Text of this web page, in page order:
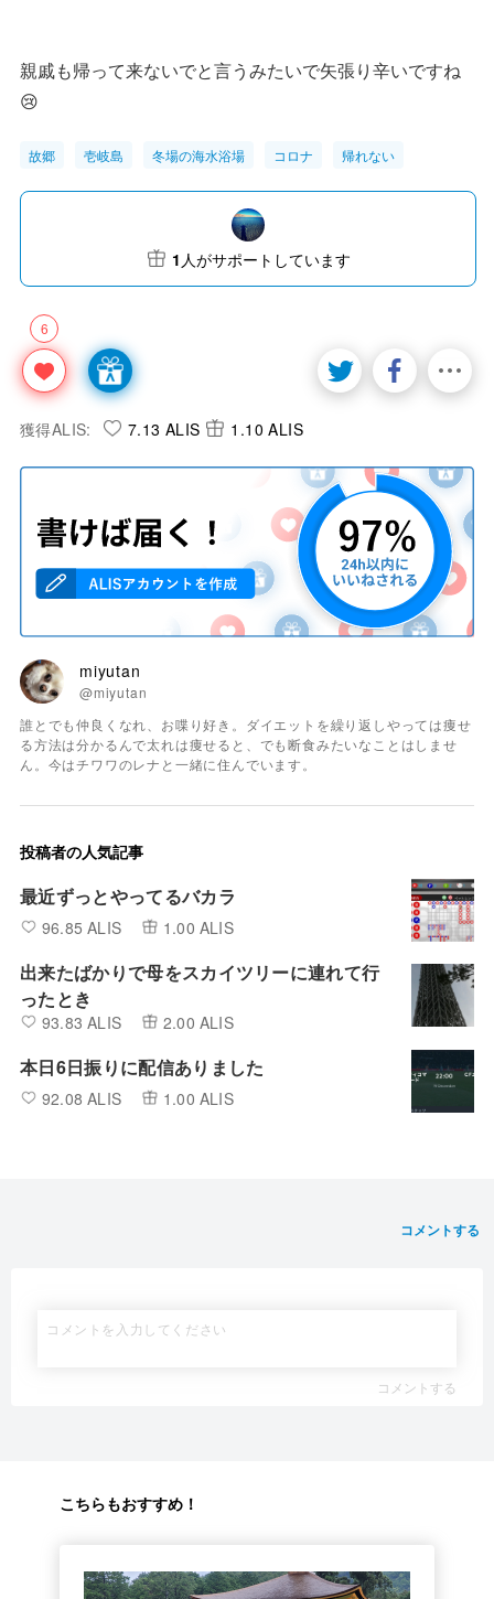
親戚も帰って来ないでと言うみたいで矢張り辛いですね
😢
故郷 壱岐島 冬場の海水浴場 コロナ 帰れない
6
1 人がサポートしています
獲得ALIS: 7.13 ALIS 1.10 ALIS
miyutan
@miyutan
誰とでも仲良くなれ、お喋り好き。ダイエットを繰り返しやっては痩せ
る方法は分かるんで太れは痩せると、でも断食みたいなことはしませ
ん。今はチワワのレナと一緒に住んでいます。
投稿者の人気記事
最近ずっとやってるバカラ
96.85 ALIS 1.00 ALIS
出来たばかりで母をスカイツリーに連れて行
ったとき
93.83 ALIS 2.00 ALIS
本日6日振りに配信ありました
92.08 ALIS 1.00 ALIS
コメントする
コメントする
こちらもおすすめ！